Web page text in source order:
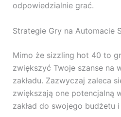
odpowiedzialnie grać.
Strategie Gry na Automacie
Mimo że sizzling hot 40 to
zwiększyć Twoje szanse na
zakładu. Zazwyczaj zaleca
zwiększają one potencjalną
zakład do swojego budżetu